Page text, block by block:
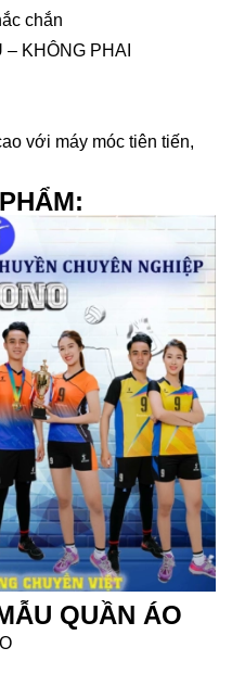
chắn
KHÔNG PHAI
với máy móc tiên tiến,
QUẦN ÁO